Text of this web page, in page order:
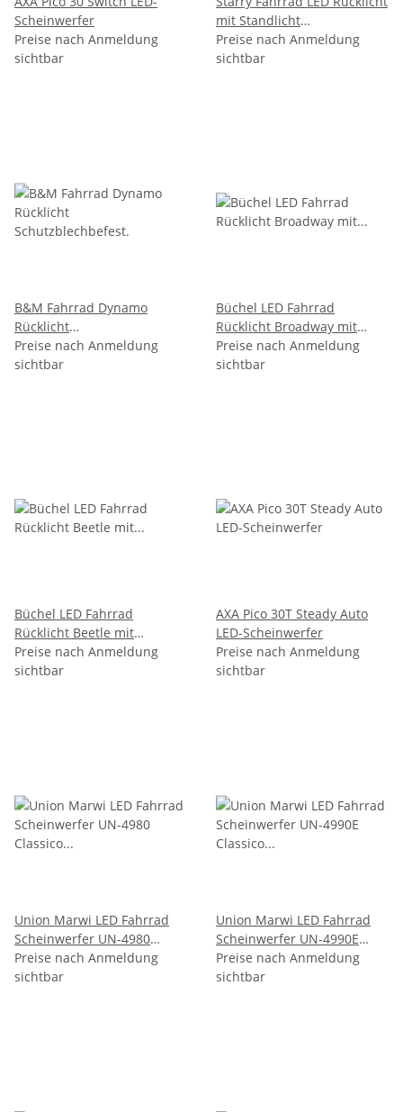
Scheinwerfer
Preise nach Anmeldung
sichtbar
mit Standlicht
Dynamobetrieb
Preise nach Anmeldung
sichtbar
B&M Fahrrad Dynamo
Rücklicht
Schutzblechbefest.
Preise nach Anmeldung
sichtbar
Büchel LED Fahrrad
Rücklicht Broadway mit
Standlicht Dynamobetrieb
Preise nach Anmeldung
sichtbar
Büchel LED Fahrrad
Rücklicht Beetle mit
Standlicht Dynamobetrieb
Preise nach Anmeldung
sichtbar
AXA Pico 30T Steady Auto
LED-Scheinwerfer
Preise nach Anmeldung
sichtbar
Union Marwi LED Fahrrad
Scheinwerfer UN-4980
Classico
Fahrradbeleuchtung 30 Lux
Preise nach Anmeldung
sichtbar
Union Marwi LED Fahrrad
Scheinwerfer UN-4990E
Classico E-Bike Ebike
Beleuchtung 30 Lux
Preise nach Anmeldung
sichtbar